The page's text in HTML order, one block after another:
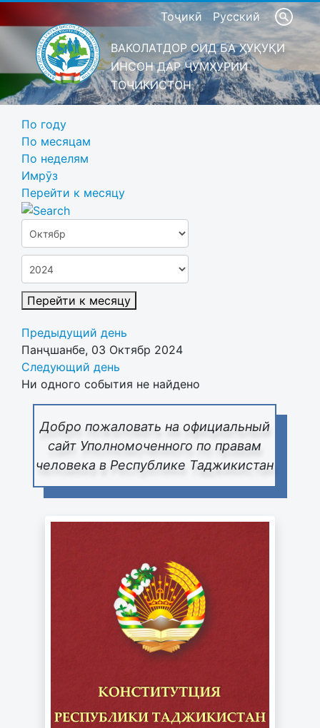
Тоҷикӣ Русский
ВАКОЛАТДОР ОИД БА ҲУҚУҚИ
ИНСОН ДАР ҶУМҲУРИИ
ТОҶИКИСТОН
Добро пожаловать на официальный
сайт Уполномоченного по правам
человека в Республике Таджикистан
По году
По месяцам
По неделям
Имрӯз
Перейти к месяцу
Перейти к месяцу
Предыдущий день
Панҷшанбе, 03 Октябр 2024
Следующий день
Ни одного события не найдено